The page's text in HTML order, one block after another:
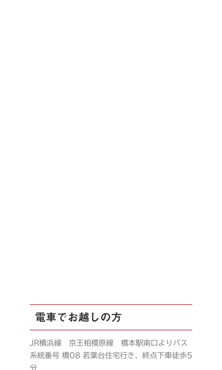
電車でお越しの方
JR横浜線 京王相模原線 橋本駅南口よりバス
系統番号 橋08 若葉台住宅行き、終点下車徒歩5
分